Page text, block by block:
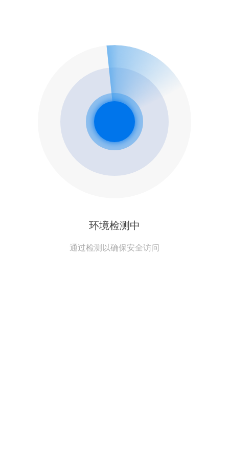
环境检测中
通过检测以确保安全访问